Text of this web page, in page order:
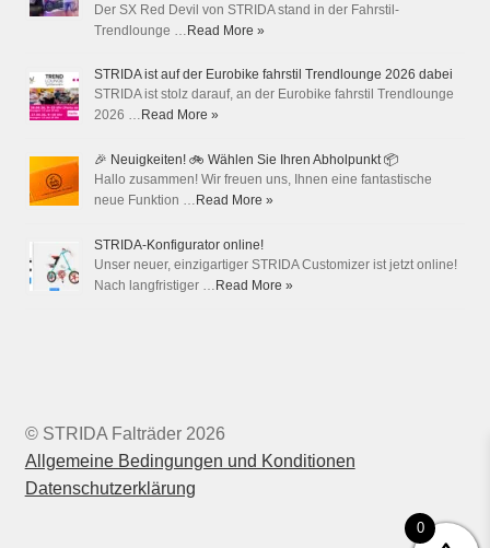
Der SX Red Devil von STRIDA stand in der Fahrstil-
Trendlounge … Read More »
STRIDA ist auf der Eurobike fahrstil Trendlounge 2026 dabei
STRIDA ist stolz darauf, an der Eurobike fahrstil Trendlounge
2026 … Read More »
🎉 Neuigkeiten! 🚲 Wählen Sie Ihren Abholpunkt 📦
Hallo zusammen! Wir freuen uns, Ihnen eine fantastische
neue Funktion … Read More »
STRIDA-Konfigurator online!
Unser neuer, einzigartiger STRIDA Customizer ist jetzt online!
Nach langfristiger … Read More »
© STRIDA Falträder 2026
Allgemeine Bedingungen und Konditionen
Datenschutzerklärung
0